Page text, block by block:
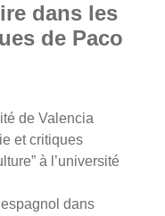
dans les
de Paco
de Valencia
et critiques
à l’université
dans